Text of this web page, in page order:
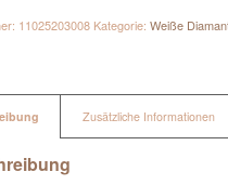
11025203008 Kategorie: Weiße
Zusätzliche Informationen